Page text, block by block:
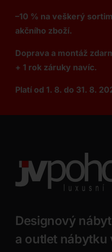
–10 % na veškerý
akčního zboží.
Doprava a montáž
+ 1 rok záruky navíc.
Platí od 1. 8. do 31. 8.
Designový
a outlet nábytku